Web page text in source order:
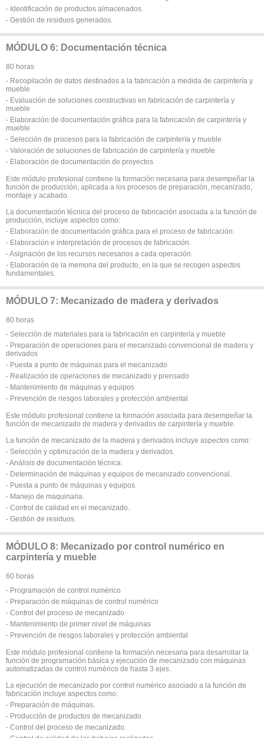
- Identificación de productos almacenados.
- Gestión de residuos generados.
MÓDULO 6: Documentación técnica
80 horas
- Recopilación de datos destinados a la fabricación a medida de carpintería y
mueble
- Evaluación de soluciones constructivas en fabricación de carpintería y
mueble
- Elaboración de documentación gráfica para la fabricación de carpintería y
mueble
- Selección de procesos para la fabricación de carpintería y mueble
- Valoración de soluciones de fabricación de carpintería y mueble
- Elaboración de documentación de proyectos
Este módulo profesional contiene la formación necesaria para desempeñar la
función de producción, aplicada a los procesos de preparación, mecanizado,
montaje y acabado.
La documentación técnica del proceso de fabricación asociada a la función de
producción, incluye aspectos como:
- Elaboración de documentación gráfica para el proceso de fabricación.
- Elaboración e interpretación de procesos de fabricación.
- Asignación de los recursos necesarios a cada operación.
- Elaboración de la memoria del producto, en la que se recogen aspectos
fundamentales.
MÓDULO 7: Mecanizado de madera y derivados
80 horas
- Selección de materiales para la fabricación en carpintería y mueble
- Preparación de operaciones para el mecanizado convencional de madera y
derivados
- Puesta a punto de máquinas para el mecanizado
- Realización de operaciones de mecanizado y prensado
- Mantenimiento de máquinas y equipos
- Prevención de riesgos laborales y protección ambiental
Este módulo profesional contiene la formación asociada para desempeñar la
función de mecanizado de madera y derivados de carpintería y mueble.
La función de mecanizado de la madera y derivados incluye aspectos como:
- Selección y optimización de la madera y derivados.
- Análisis de documentación técnica.
- Determinación de máquinas y equipos de mecanizado convencional.
- Puesta a punto de máquinas y equipos.
- Manejo de maquinaria.
- Control de calidad en el mecanizado.
- Gestión de residuos.
MÓDULO 8: Mecanizado por control numérico en
carpintería y mueble
60 horas
- Programación de control numérico
- Preparación de máquinas de control numérico
- Control del proceso de mecanizado
- Mantenimiento de primer nivel de máquinas
- Prevención de riesgos laborales y protección ambiental
Este módulo profesional contiene la formación necesaria para desarrollar la
función de programación básica y ejecución de mecanizado con máquinas
automatizadas de control numérico de hasta 3 ejes.
La ejecución de mecanizado por control numérico asociado a la función de
fabricación incluye aspectos como:
- Preparación de máquinas.
- Producción de productos de mecanizado.
- Control del proceso de mecanizado.